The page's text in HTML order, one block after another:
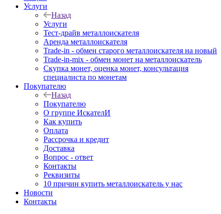
Услуги
Назад
Услуги
Тест-драйв металлоискателя
Аренда металлоискателя
Trade-in - обмен старого металлоискателя на новый
Trade-in-mix - обмен монет на металлоискатель
Скупка монет, оценка монет, консультация
специалиста по монетам
Покупателю
Назад
Покупателю
О группе ИскателИ
Как купить
Оплата
Рассрочка и кредит
Доставка
Вопрос - ответ
Контакты
Реквизиты
10 причин купить металлоискатель у нас
Новости
Контакты